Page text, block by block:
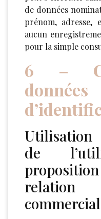
de données
prénom, adresse,
aucun
pour la simple
6 –
données
Utilisation
de